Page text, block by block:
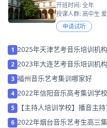
开班时间: 全年
授课人群: 高中生
申请试听
1 2025年天津艺考音乐培训机
2 2023年大连艺考音乐培训机
3 福州音乐艺考集训哪家好
4 2022年信阳音乐高考集训学
5 【主持人培训学校】播音主
6 2022年烟台音乐艺考生高三